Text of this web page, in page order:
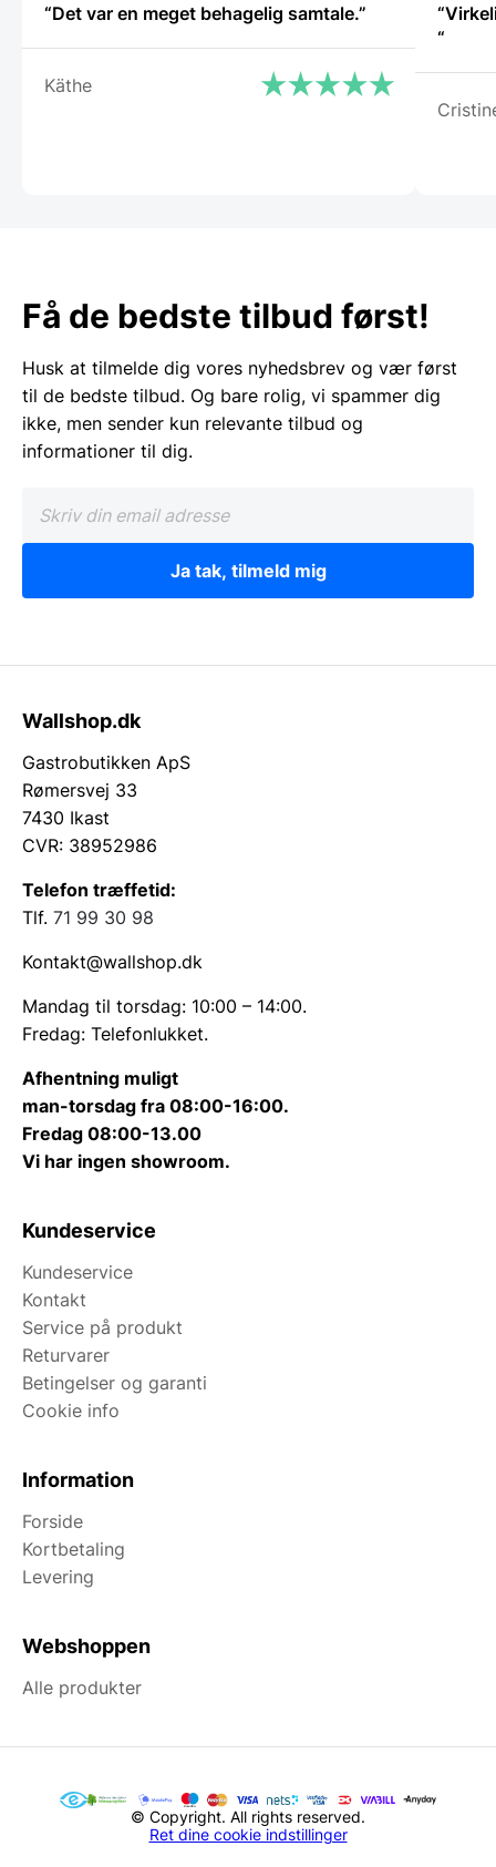
“Det var en meget behagelig samtale.”
Käthe
“
Få de bedste tilbud først!
Husk at tilmelde dig vores nyhedsbrev og vær først
til de bedste tilbud. Og bare rolig, vi spammer dig
ikke, men sender kun relevante tilbud og
informationer til dig.
Ja tak, tilmeld mig
Wallshop.dk
Gastrobutikken ApS
Rømersvej 33
7430 Ikast
CVR: 38952986
Telefon træffetid:
Tlf. 71 99 30 98
Kontakt@wallshop.dk
Mandag til torsdag: 10:00 – 14:00.
Fredag: Telefonlukket.
Afhentning muligt
man-torsdag fra 08:00-16:00.
Fredag 08:00-13.00
Vi har ingen showroom.
Kundeservice
Kundeservice
Kontakt
Service på produkt
Returvarer
Betingelser og garanti
Cookie info
Information
Forside
Kortbetaling
Levering
Webshoppen
Alle produkter
© Copyright. All rights reserved.
Ret dine cookie indstillinger